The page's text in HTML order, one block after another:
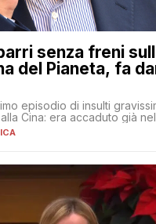
senza freni
del Pianeta, fa
episodio di insulti
Cina: era accaduto già